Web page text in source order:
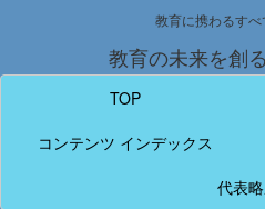
教育に携わるす
教育の未来を創
TOP
コンテンツ インデックス
代表